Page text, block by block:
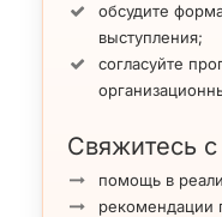
обсудите
выступления;
согласуйте
Свяжитесь
помощь в
рекомендации